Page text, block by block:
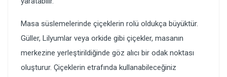
Masa süslemelerinde çiçeklerin rolü oldukça büyüktür.
Güller, Lilyumlar veya orkide gibi çiçekler, masanın
merkezine yerleştirildiğinde göz alıcı bir odak noktası
oluşturur. Çiçeklerin etrafında kullanabileceğiniz